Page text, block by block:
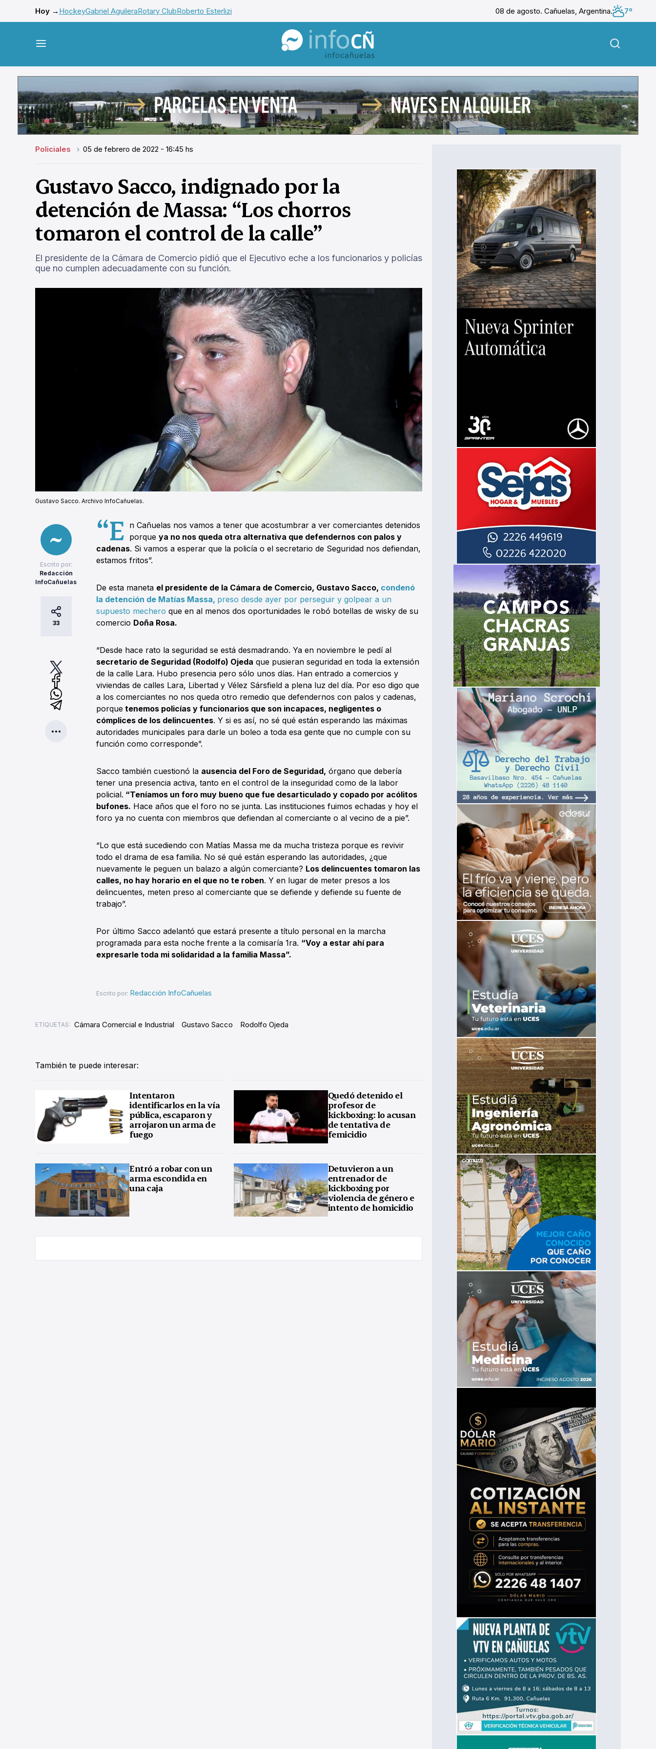
Hoy → HockeyGabriel AguileraRotary ClubRoberto Esterlizi 08 de agosto. Cañuelas, Argentina.
7º
InfoCañuelas
Policiales 05 de febrero de 2022 - 16:45 hs
Gustavo Sacco, indignado por la
detención de Massa: “Los chorros
tomaron el control de la calle”
El presidente de la Cámara de Comercio pidió que el Ejecutivo eche a los funcionarios y policías
que no cumplen adecuadamente con su función.
Gustavo Sacco. Archivo InfoCañuelas.
Escrito por:
Redacción
InfoCañuelas
33
“E n Cañuelas nos vamos a tener que acostumbrar a ver comerciantes detenidos
porqueya no nos queda otra alternativa que defendernos con palos y
cadenas. Si vamos a esperar que la policía o el secretario de Seguridad nos defiendan,
estamos fritos”.
De esta maneta el presidente de la Cámara de Comercio, Gustavo Sacco, condenó
la detención de Matías Massa, preso desde ayer por perseguir y golpear a un
supuesto mechero que en al menos dos oportunidades le robó botellas de wisky de su
comercio Doña Rosa.
“Desde hace rato la seguridad se está desmadrando. Ya en noviembre le pedí al
secretario de Seguridad (Rodolfo) Ojeda que pusieran seguridad en toda la extensión
de la calle Lara. Hubo presencia pero sólo unos días. Han entrado a comercios y
viviendas de calles Lara, Libertad y Vélez Sársfield a plena luz del día. Por eso digo que
a los comerciantes no nos queda otro remedio que defendernos con palos y cadenas,
porque tenemos policías y funcionarios que son incapaces, negligentes o
cómplices de los delincuentes. Y si es así, no sé qué están esperando las máximas
autoridades municipales para darle un boleo a toda esa gente que no cumple con su
función como corresponde”.
Sacco también cuestionó la ausencia del Foro de Seguridad, órgano que debería
tener una presencia activa, tanto en el control de la inseguridad como de la labor
policial. “Teníamos un foro muy bueno que fue desarticulado y copado por acólitos
bufones. Hace años que el foro no se junta. Las instituciones fuimos echadas y hoy el
foro ya no cuenta con miembros que defiendan al comerciante o al vecino de a pie”.
“Lo que está sucediendo con Matías Massa me da mucha tristeza porque es revivir
todo el drama de esa familia. No sé qué están esperando las autoridades, ¿que
nuevamente le peguen un balazo a algún comerciante? Los delincuentes tomaron las
calles, no hay horario en el que no te roben. Y en lugar de meter presos a los
delincuentes, meten preso al comerciante que se defiende y defiende su fuente de
trabajo”.
Por último Sacco adelantó que estará presente a título personal en la marcha
programada para esta noche frente a la comisaría 1ra. “Voy a estar ahí para
expresarle toda mi solidaridad a la familia Massa”.
Escrito por: Redacción InfoCañuelas
ETIQUETAS: Cámara Comercial e Industrial Gustavo Sacco Rodolfo Ojeda
También te puede interesar:
Intentaron
identificarlos en la vía
pública, escaparon y
arrojaron un arma de
fuego
Quedó detenido el
profesor de
kickboxing: lo acusan
de tentativa de
femicidio
Entró a robar con un
arma escondida en
una caja
Detuvieron a un
entrenador de
kickboxing por
violencia de género e
intento de homicidio